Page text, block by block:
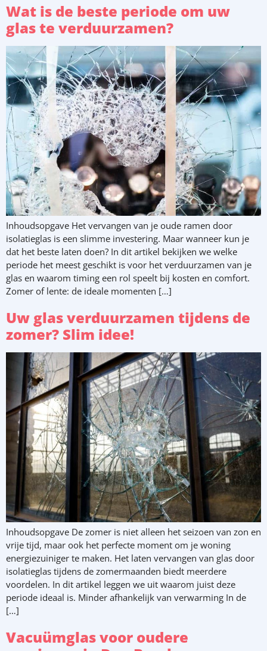
Wat is de beste periode om uw
glas te verduurzamen?
Inhoudsopgave Het vervangen van je oude ramen door
isolatieglas is een slimme investering. Maar wanneer kun je
dat het beste laten doen? In dit artikel bekijken we welke
periode het meest geschikt is voor het verduurzamen van je
glas en waarom timing een rol speelt bij kosten en comfort.
Zomer of lente: de ideale momenten […]
Uw glas verduurzamen tijdens de
zomer? Slim idee!
Inhoudsopgave De zomer is niet alleen het seizoen van zon en
vrije tijd, maar ook het perfecte moment om je woning
energiezuiniger te maken. Het laten vervangen van glas door
isolatieglas tijdens de zomermaanden biedt meerdere
voordelen. In dit artikel leggen we uit waarom juist deze
periode ideaal is. Minder afhankelijk van verwarming In de
[…]
Vacuümglas voor oudere